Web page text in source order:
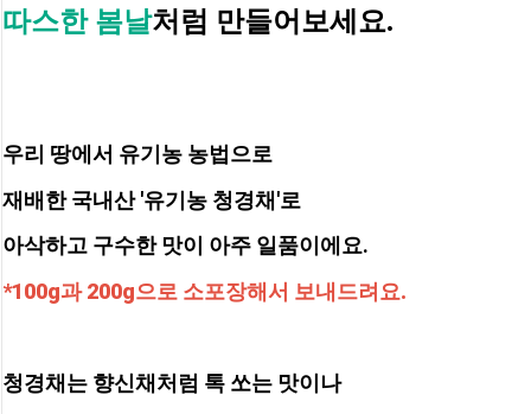
따스한 봄날처럼 만들어보세요.
우리 땅에서 유기농 농법으로
재배한 국내산 '유기농 청경채'로
아삭하고 구수한 맛이 아주 일품이에요.
*100g과 200g으로 소포장해서 보내드려요.
청경채는 향신채처럼 톡 쏘는 맛이나